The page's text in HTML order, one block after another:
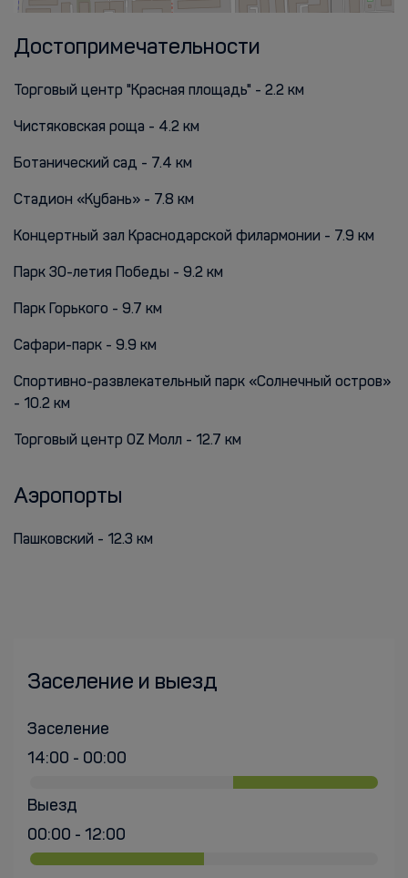
Достопримечательности
Торговый центр "Красная площадь" - 2.2 км
Чистяковская роща - 4.2 км
Ботанический сад - 7.4 км
Стадион «Кубань» - 7.8 км
Концертный зал Краснодарской филармонии - 7.9 км
Парк 30-летия Победы - 9.2 км
Парк Горького - 9.7 км
Сафари-парк - 9.9 км
Спортивно-развлекательный парк «Солнечный остров»
- 10.2 км
Торговый центр OZ Молл - 12.7 км
Аэропорты
Пашковский - 12.3 км
Заселение и выезд
Заселение
14:00 - 00:00
Выезд
00:00 - 12:00